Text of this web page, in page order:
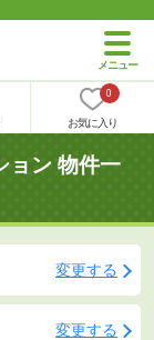
0
お気に入り
ョン 物件一
変更する
変更する